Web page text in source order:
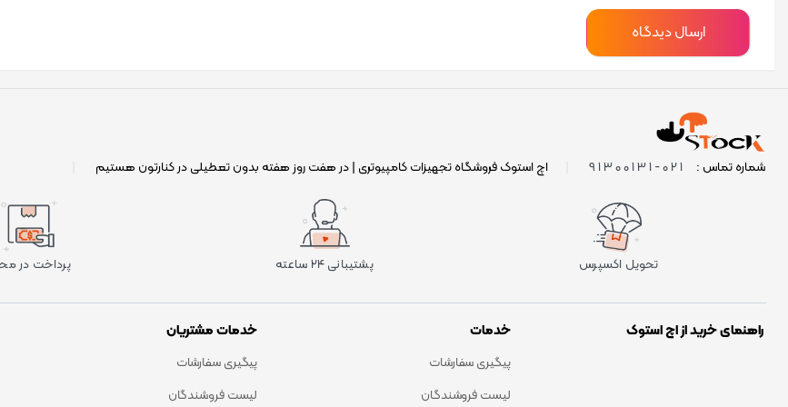
شماره تماس : 021-91300131 اچ استوک فروشگاه تجهیزات کامپیوتری | در هفت روز هفته بدون تعطیلی در کنارتون هستیم
تحویل اکسپرس پشتیبانی ۲۴ ساعته پرداخت در
راهنمای خرید از اچ استوک خدمات
پیگیری سفارشات
لیست فروشندگان
خدمات مشتریان
پیگیری سفارشات
لیست فروشندگان